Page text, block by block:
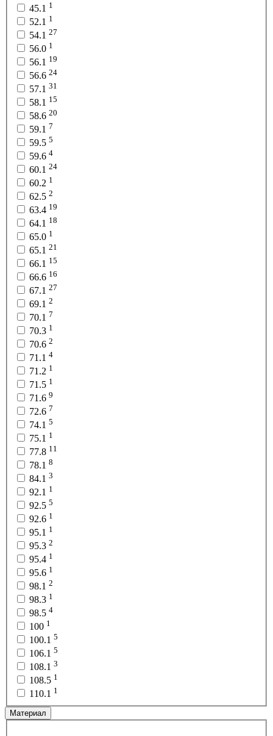
45.1 1
52.1 1
54.1 27
56.0 1
56.1 19
56.6 24
57.1 31
58.1 15
58.6 20
59.1 7
59.5 5
59.6 4
60.1 24
60.2 1
62.5 2
63.4 19
64.1 18
65.0 1
65.1 21
66.1 15
66.6 16
67.1 27
69.1 2
70.1 7
70.3 1
70.6 2
71.1 4
71.2 1
71.5 1
71.6 9
72.6 7
74.1 5
75.1 1
77.8 11
78.1 8
84.1 3
92.1 1
92.5 5
92.6 1
95.1 1
95.3 2
95.4 1
95.6 1
98.1 2
98.3 1
98.5 4
100 1
100.1 5
106.1 5
108.1 3
108.5 1
110.1 1
Материал